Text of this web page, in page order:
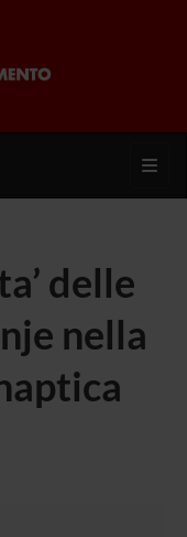
delle
nella